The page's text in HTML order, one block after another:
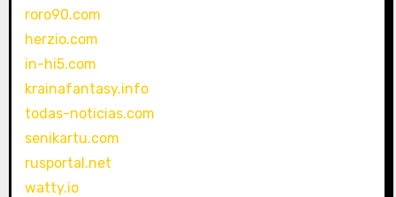
roro90.com
herzio.com
in-hi5.com
krainafantasy.info
todas-noticias.com
senikartu.com
rusportal.net
watty.io